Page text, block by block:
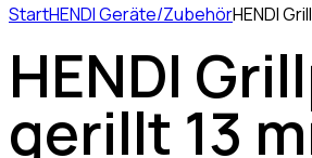
StartHENDI Geräte/ZubehörHENDI
HENDI
gerillt 13